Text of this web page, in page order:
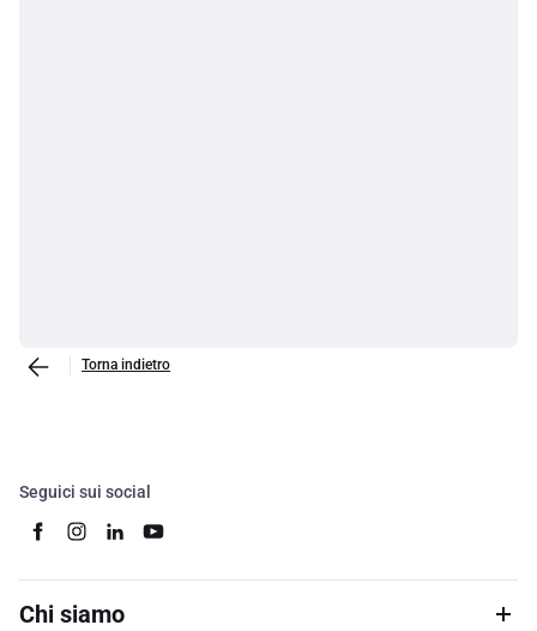
Torna indietro
Seguici sui social
Chi siamo